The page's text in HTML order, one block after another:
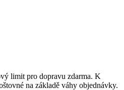
limit pro dopravu zdarma. K
na základě váhy objednávky.